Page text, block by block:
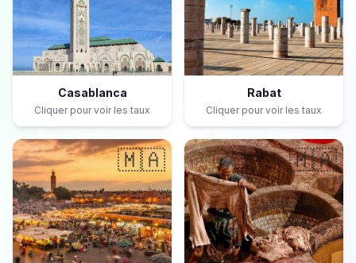
Casablanca
Cliquer pour voir les taux
Rabat
Cliquer pour voir les taux
🇲🇦 🇲🇦